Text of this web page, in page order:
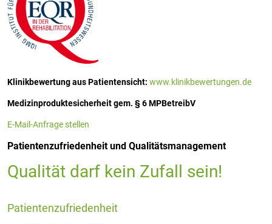
Klinikbewertung aus Patientensicht: www.klinikbewertungen.de
Medizinproduktesicherheit gem. § 6 MPBetreibV
E-Mail-Anfrage stellen
Patientenzufriedenheit und Qualitätsmanagement
Qualität darf kein Zufall sein!
Patientenzufriedenheit